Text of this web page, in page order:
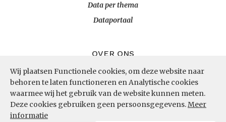
Wij plaatsen Functionele cookies, om deze website naar
behoren te laten functioneren en Analytische cookies
waarmee wij het gebruik van de website kunnen meten.
Deze cookies gebruiken geen persoonsgegevens.Meer
informatie
Data per thema
Dataportaal
OVER ONS
InZicht
Contact